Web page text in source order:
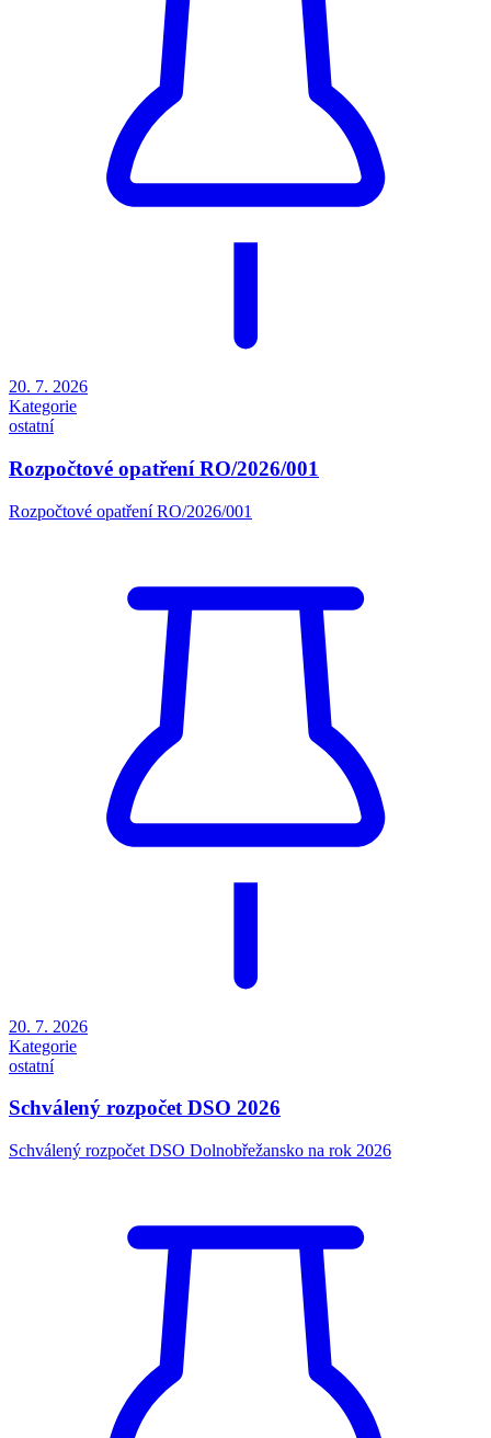
20. 7. 2026
Kategorie
ostatní
Rozpočtové opatření RO/2026/001
Rozpočtové opatření RO/2026/001
20. 7. 2026
Kategorie
ostatní
Schválený rozpočet DSO 2026
Schválený rozpočet DSO Dolnobřežansko na rok 2026